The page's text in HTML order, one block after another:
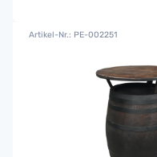
Artikel-Nr.: PE-002251